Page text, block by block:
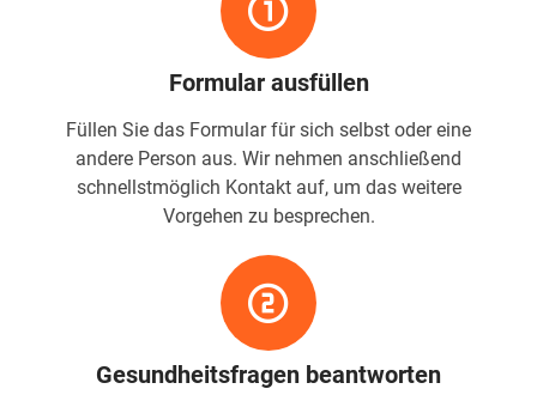
Formular ausfüllen
Füllen Sie das Formular für sich selbst oder eine
andere Person aus. Wir nehmen anschließend
schnellstmöglich Kontakt auf, um das weitere
Vorgehen zu besprechen.
Gesundheitsfragen beantworten